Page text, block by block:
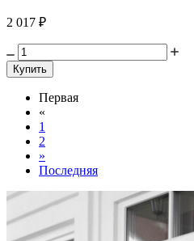
2 017 ₽
Купить
Первая
«
1
2
»
Последняя